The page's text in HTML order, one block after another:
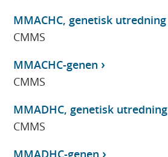
MMACHC, genetisk utredning
CMMS
MMACHC-genen
CMMS
MMADHC, genetisk utredning
CMMS
MMADHC-genen